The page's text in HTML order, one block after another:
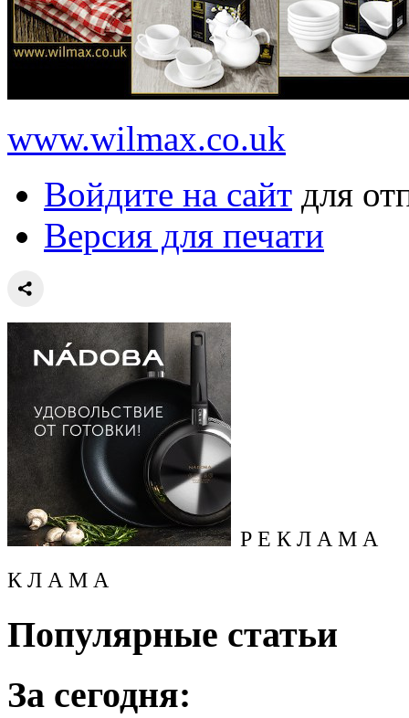
www.wilmax.co.uk
Войдите на сайт для
Версия для печати
Р Е К Л А М А
К Л А М А
Популярные статьи
За сегодня: